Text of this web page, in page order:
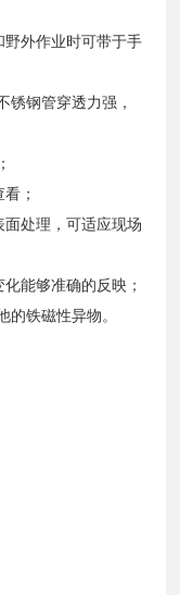
野外作业时可带于手
锈钢管穿透力强，
；
处理，可适应现场
能够准确的反映；
的铁磁性异物。